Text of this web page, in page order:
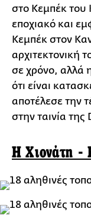
στο Κεμπέκ του
εποχιακό και
Κεμπέκ στον
αρχιτεκτονική
σε χρόνο, αλλά
ότι είναι
αποτέλεσε την
στην ταινία της
Η Χιονάτη -